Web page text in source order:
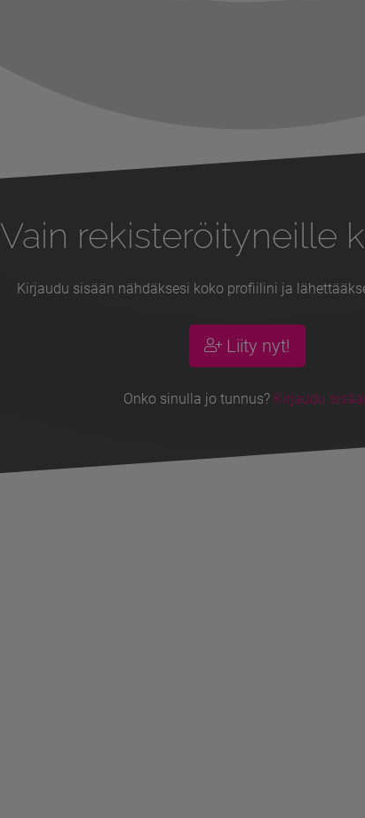
Vain rekisteröityneille
Kirjaudu sisään nähdäksesi koko profiilini ja
Liity nyt!
Onko sinulla jo tunnus? Kirjaudu